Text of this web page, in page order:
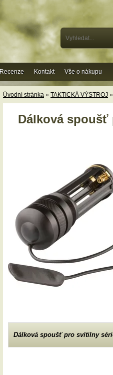
Úvodní stránka » TAKTICKÁ VÝSTROJ
Dálková
Dálková spoušť pro svítilny
Recenze Kontakt Vše o nákupu